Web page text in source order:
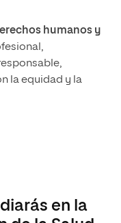
humanos y
la equidad y la
en la